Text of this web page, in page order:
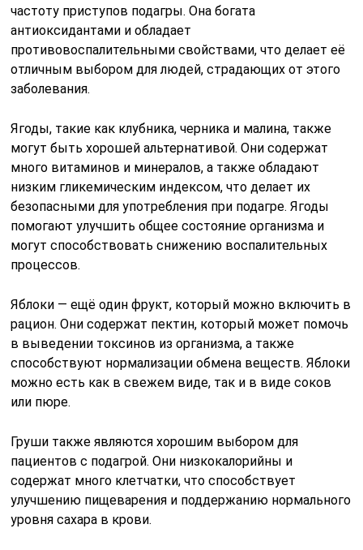
частоту приступов подагры. Она богата
антиоксидантами и обладает
противовоспалительными свойствами, что делает её
отличным выбором для людей, страдающих от этого
заболевания.
Ягоды, такие как клубника, черника и малина, также
могут быть хорошей альтернативой. Они содержат
много витаминов и минералов, а также обладают
низким гликемическим индексом, что делает их
безопасными для употребления при подагре. Ягоды
помогают улучшить общее состояние организма и
могут способствовать снижению воспалительных
процессов.
Яблоки — ещё один фрукт, который можно включить в
рацион. Они содержат пектин, который может помочь
в выведении токсинов из организма, а также
способствуют нормализации обмена веществ. Яблоки
можно есть как в свежем виде, так и в виде соков
или пюре.
Груши также являются хорошим выбором для
пациентов с подагрой. Они низкокалорийны и
содержат много клетчатки, что способствует
улучшению пищеварения и поддержанию нормального
уровня сахара в крови.